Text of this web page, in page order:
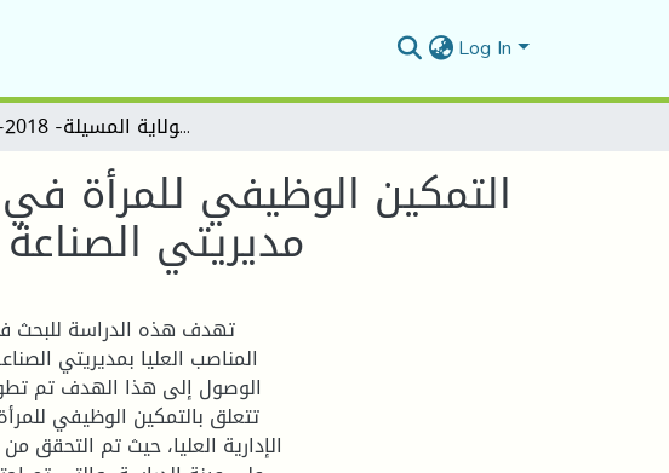
Log In
التمكين الوظيفي للمرأة في الوظائف القيادية دراسة ميدانية على مستوى مديريتي الصناعة والمناجم والبيئة– لولاية المسيلة- 2018-2019
التمكين الوظيفي للمرأة
مديريتي الصناعة
تهدف هذه الدراسة للبحث
المناصب العليا بمديريتي
الوصول إلى هذا الهدف تم
تتعلق بالتمكين الوظيفي
الإدارية العليا، حيث تم التحقق